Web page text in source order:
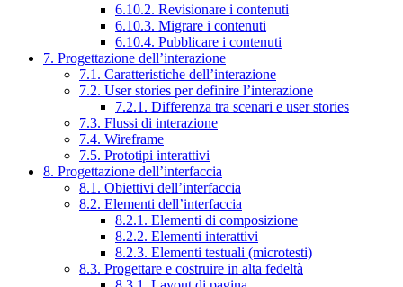
6.10.2. Revisionare i contenuti
6.10.3. Migrare i contenuti
6.10.4. Pubblicare i contenuti
7. Progettazione dell’interazione
7.1. Caratteristiche dell’interazione
7.2. User stories per definire l’interazione
7.2.1. Differenza tra scenari e user stories
7.3. Flussi di interazione
7.4. Wireframe
7.5. Prototipi interattivi
8. Progettazione dell’interfaccia
8.1. Obiettivi dell’interfaccia
8.2. Elementi dell’interfaccia
8.2.1. Elementi di composizione
8.2.2. Elementi interattivi
8.2.3. Elementi testuali (microtesti)
8.3. Progettare e costruire in alta fedeltà